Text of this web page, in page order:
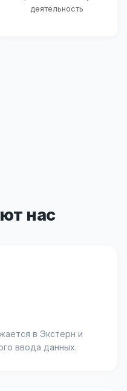
деятельность
нас
в Экстерн и
ввода данных.